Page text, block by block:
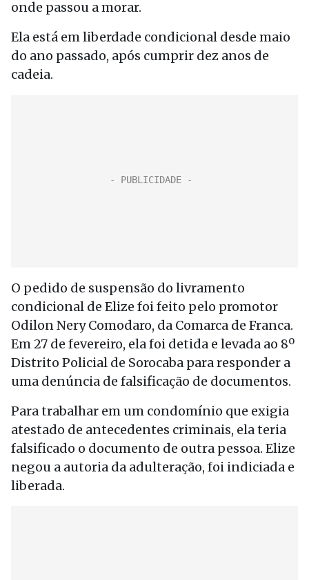
onde passou a morar.
Ela está em liberdade condicional desde maio
do ano passado, após cumprir dez anos de
cadeia.
O pedido de suspensão do livramento
condicional de Elize foi feito pelo promotor
Odilon Nery Comodaro, da Comarca de Franca.
Em 27 de fevereiro, ela foi detida e levada ao 8º
Distrito Policial de Sorocaba para responder a
uma denúncia de falsificação de documentos.
Para trabalhar em um condomínio que exigia
atestado de antecedentes criminais, ela teria
falsificado o documento de outra pessoa. Elize
negou a autoria da adulteração, foi indiciada e
liberada.